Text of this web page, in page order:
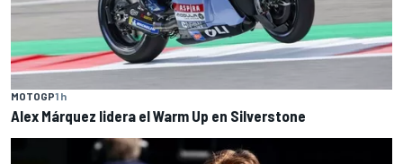
MOTOGP1 h
Alex Márquez lidera el Warm Up en Silverstone